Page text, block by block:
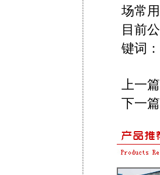
场常
目前
键词
上一
下一